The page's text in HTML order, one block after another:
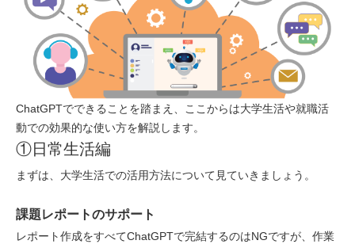
ChatGPTでできることを踏まえ、ここからは大学生活や就職活
動での効果的な使い方を解説します。
①日常生活編
まずは、大学生活での活用方法について見ていきましょう。
課題レポートのサポート
レポート作成をすべてChatGPTで完結するのはNGですが、作業